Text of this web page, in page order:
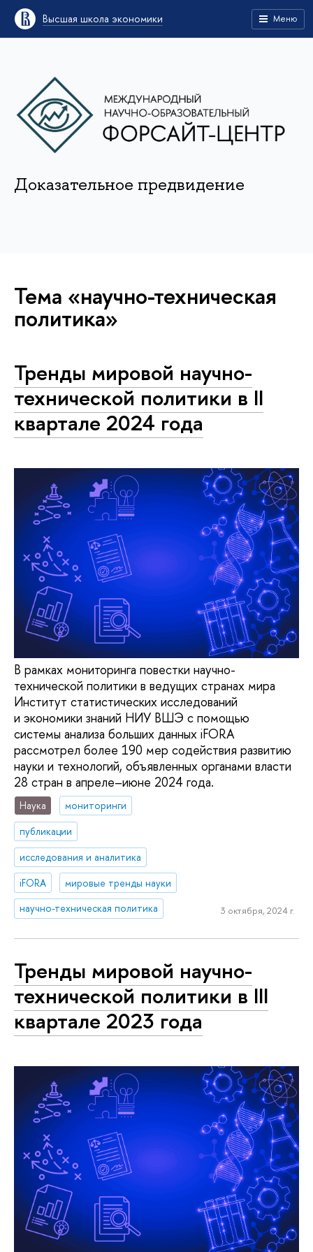
Высшая школа экономики Меню
Доказательное предвидение
Тема «научно-техническая
политика»
Тренды мировой научно-
технической политики в II
квартале 2024 года
В рамках мониторинга повестки научно-
технической политики в ведущих странах мира
Институт статистических исследований
и экономики знаний НИУ ВШЭ с помощью
системы анализа больших данных iFORA
рассмотрел более 190 мер содействия развитию
науки и технологий, объявленных органами власти
28 стран в апреле–июне 2024 года.
Наука
мониторинги
публикации
исследования и аналитика
iFORA
мировые тренды науки
научно-техническая политика
3 октября, 2024 г.
Тренды мировой научно-
технической политики в III
квартале 2023 года